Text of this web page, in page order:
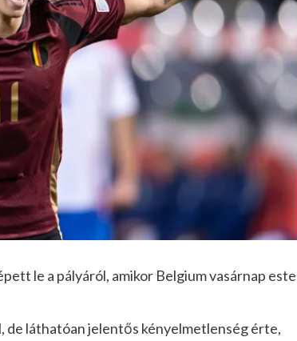
le a pályáról, amikor Belgium vasárnap este
de láthatóan jelentős kényelmetlenség érte,